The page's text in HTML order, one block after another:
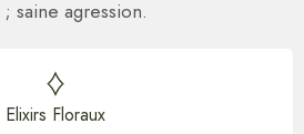
saine agression.
Elixirs Floraux